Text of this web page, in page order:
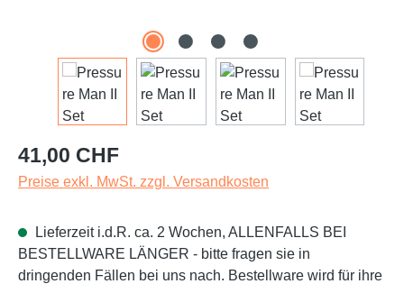
Regulärer Preis:
41,00 CHF
Preise exkl. MwSt. zzgl. Versandkosten
Lieferzeit i.d.R. ca. 2 Wochen, ALLENFALLS BEI
BESTELLWARE LÄNGER - bitte fragen sie in
dringenden Fällen bei uns nach. Bestellware wird für ihre